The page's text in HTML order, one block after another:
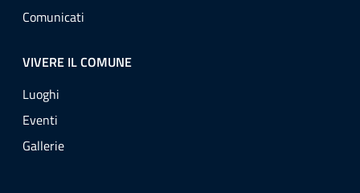
Comunicati
VIVERE IL COMUNE
Luoghi
Eventi
Gallerie